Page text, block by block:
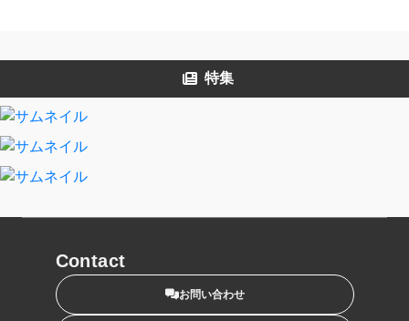
特集
Contact
お問い合わせ